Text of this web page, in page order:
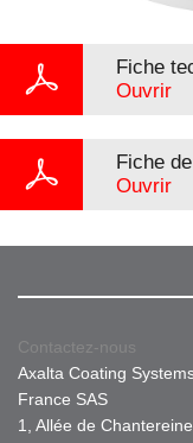
Fiche
Ouvrir
Fiche
Ouvrir
Contactez-nous
Axalta Coating
France SAS
1, Allée de Chantereine